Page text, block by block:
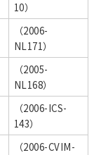
10）
（2006-
NL171）
（2005-
NL168）
（2006-ICS-
143）
（2006-CVIM-